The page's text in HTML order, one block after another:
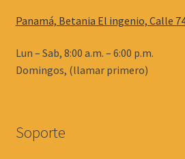
Panamá, Betania El ingenio, Calle
Lun – Sab, 8:00 a.m. – 6:00 p.m.
Domingos, (llamar primero)
Soporte